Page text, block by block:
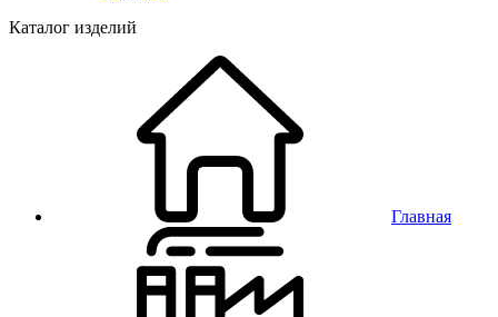
Каталог изделий
Главная